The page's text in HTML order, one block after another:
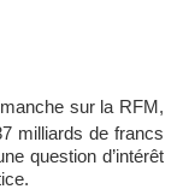
sur la RFM,
milliards de francs
question d’intérêt